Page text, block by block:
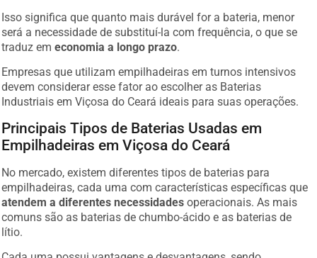
Isso significa que quanto mais durável for a bateria, menor
será a necessidade de substituí-la com frequência, o que se
traduz emeconomia a longo prazo.
Empresas que utilizam empilhadeiras em turnos intensivos
devem considerar esse fator ao escolher as Baterias
Industriais em Viçosa do Ceará ideais para suas operações.
Principais Tipos de Baterias Usadas em
Empilhadeiras em Viçosa do Ceará
No mercado, existem diferentes tipos de baterias para
empilhadeiras, cada uma com características específicas que
atendem a diferentes necessidades operacionais. As mais
comuns são as baterias de chumbo-ácido e as baterias de
lítio.